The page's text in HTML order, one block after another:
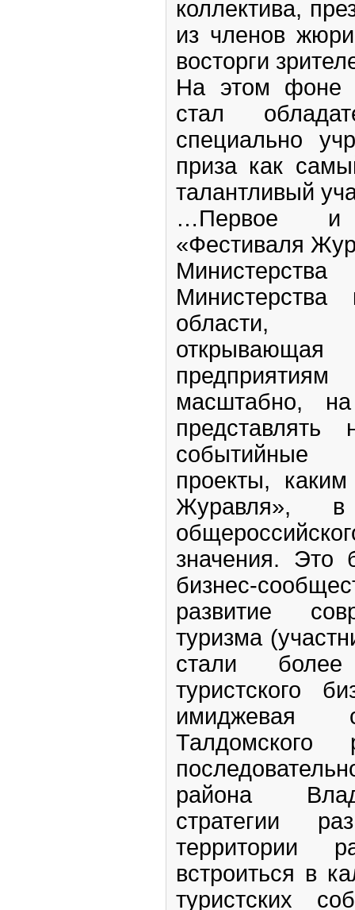
коллектива,
из членов
восторги
На этом фоне
стал
специально
приза как
талантливый
…Первое и
«Фестиваля
Министерства
области,
масштабно,
представлять
событийные
проекты,
Журавля», в
значения. Это
бизнес-
развитие
туризма
стали
туристского
имиджевая
района
стратегии
территории
встроиться в
туристских